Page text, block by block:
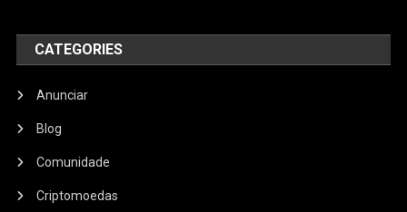
CATEGORIES
Anunciar
Blog
Comunidade
Criptomoedas